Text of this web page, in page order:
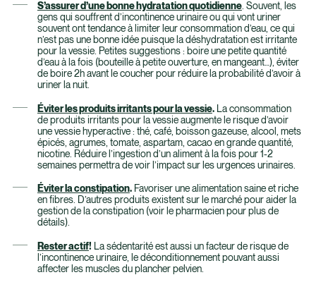
S’assurer d’une bonne hydratation quotidienne. Souvent, les
gens qui souffrent d’incontinence urinaire ou qui vont uriner
souvent ont tendance à limiter leur consommation d’eau, ce qui
n’est pas une bonne idée puisque la déshydratation est irritante
pour la vessie. Petites suggestions : boire une petite quantité
d’eau à la fois (bouteille à petite ouverture, en mangeant…), éviter
de boire 2h avant le coucher pour réduire la probabilité d’avoir à
uriner la nuit.
Éviter les produits irritants pour la vessie.La consommation
de produits irritants pour la vessie augmente le risque d’avoir
une vessie hyperactive : thé, café, boisson gazeuse, alcool, mets
épicés, agrumes, tomate, aspartam, cacao en grande quantité,
nicotine. Réduire l’ingestion d’un aliment à la fois pour 1-2
semaines permettra de voir l’impact sur les urgences urinaires.
Éviter la constipation.Favoriser une alimentation saine et riche
en fibres. D’autres produits existent sur le marché pour aider la
gestion de la constipation (voir le pharmacien pour plus de
détails).
Rester actif! La sédentarité est aussi un facteur de risque de
l’incontinence urinaire, le déconditionnement pouvant aussi
affecter les muscles du plancher pelvien.